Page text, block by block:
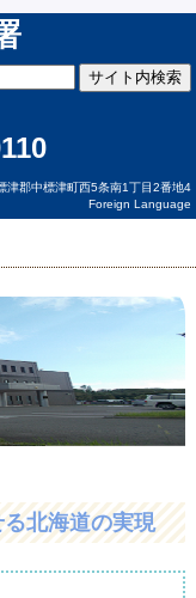
津郡中標津町西5条南1丁目2番地4
Foreign Language
北海道の実現